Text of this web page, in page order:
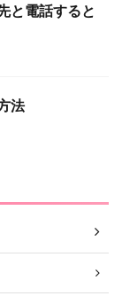
と電話すると
法